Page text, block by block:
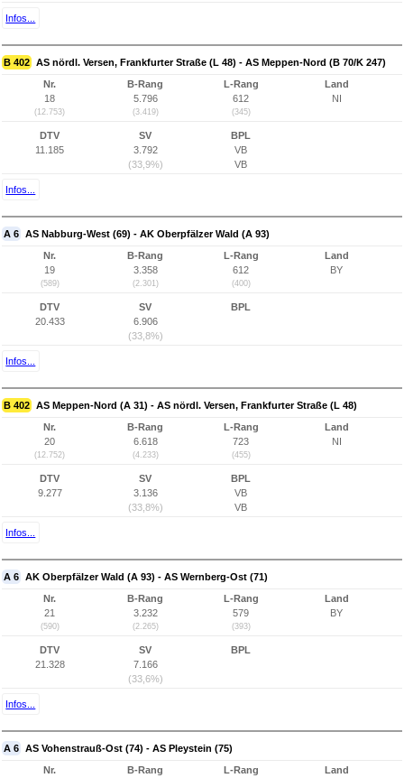
Infos...
B 402 AS nördl. Versen, Frankfurter Straße (L 48) - AS Meppen-Nord (B 70/K 247)
Nr.
18
(12.753)
B-Rang
5.796
(3.419)
L-Rang
612
(345)
Land
NI
DTV
11.185
SV
3.792
(33,9%)
BPL
VB
VB
Infos...
A 6 AS Nabburg-West (69) - AK Oberpfälzer Wald (A 93)
Nr.
19
(589)
B-Rang
3.358
(2.301)
L-Rang
612
(400)
Land
BY
DTV
20.433
SV
6.906
(33,8%)
BPL
Infos...
B 402 AS Meppen-Nord (A 31) - AS nördl. Versen, Frankfurter Straße (L 48)
Nr.
20
(12.752)
B-Rang
6.618
(4.233)
L-Rang
723
(455)
Land
NI
DTV
9.277
SV
3.136
(33,8%)
BPL
VB
VB
Infos...
A 6 AK Oberpfälzer Wald (A 93) - AS Wernberg-Ost (71)
Nr.
21
(590)
B-Rang
3.232
(2.265)
L-Rang
579
(393)
Land
BY
DTV
21.328
SV
7.166
(33,6%)
BPL
Infos...
A 6 AS Vohenstrauß-Ost (74) - AS Pleystein (75)
Nr.
B-Rang
L-Rang
Land